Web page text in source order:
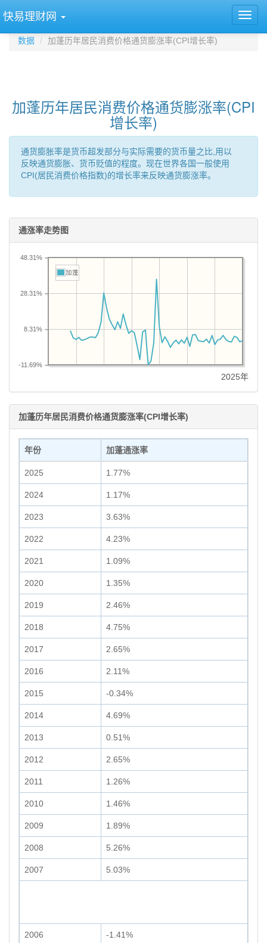
快易理财网
数据 加蓬历年居民消费价格通货膨涨率(CPI增长率)
加蓬历年居民消费价格通货膨涨率(CPI
增长率)
通货膨胀率是货币超发部分与实际需要的货币量之比,用以
反映通货膨胀、货币贬值的程度。现在世界各国一般使用
CPI(居民消费价格指数)的增长率来反映通货膨涨率。
通涨率走势图
-11.69%
8.31%
28.31%
48.31%
加蓬
2025年
加蓬历年居民消费价格通货膨涨率(CPI增长率)
年份 加蓬通涨率
2025 1.77%
2024 1.17%
2023 3.63%
2022 4.23%
2021 1.09%
2020 1.35%
2019 2.46%
2018 4.75%
2017 2.65%
2016 2.11%
2015 -0.34%
2014 4.69%
2013 0.51%
2012 2.65%
2011 1.26%
2010 1.46%
2009 1.89%
2008 5.26%
2007 5.03%
2006 -1.41%